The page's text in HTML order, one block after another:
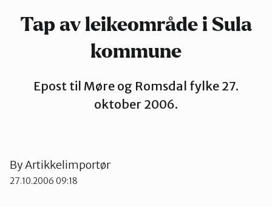
Kristiansund og Averøy
Ørsta og Volda
Tap av leikeområde i Sula
kommune
Epost til Møre og Romsdal fylke 27.
oktober 2006.
ByArtikkelimportør
27.10.2006 09:18